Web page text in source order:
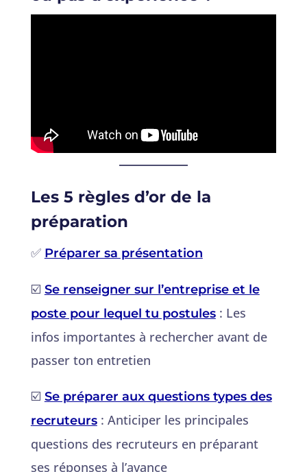
Les 5 règles d’or de la
préparation
✅ Préparer sa présentation
☑️ Se renseigner sur l’entreprise et le
poste pour lequel tu postules: Les
infos importantes à rechercher avant de
passer ton entretien
☑️ Se préparer aux questions types des
recruteurs: Anticiper les principales
questions des recruteurs en préparant
ses réponses à l’avance